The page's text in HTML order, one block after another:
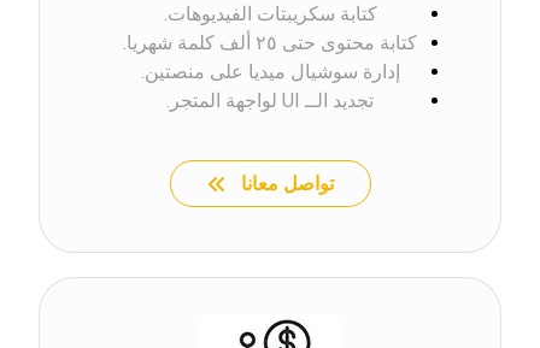
كتابة سكريبتات الفيديوهات.
كتابة محتوى حتى ٢٥ ألف كلمة شهريا.
إدارة سوشيال ميديا على منصتين.
تجديد الــ UI لواجهة المتجر.
تواصل معانا